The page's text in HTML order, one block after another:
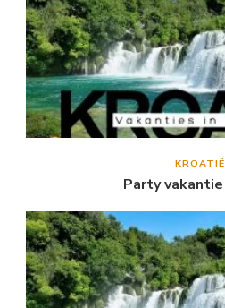
KROATIË
Party